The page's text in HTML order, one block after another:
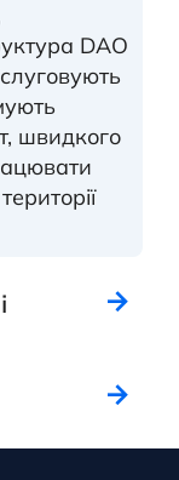
DAO
швидкого